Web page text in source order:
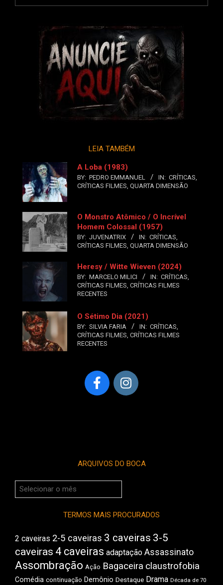
LEIA TAMBÉM
A Loba (1983)
BY: PEDRO EMMANUEL IN: CRÍTICAS,
CRÍTICAS FILMES, QUARTA DIMENSÃO
O Monstro Atômico / O Incrível
Homem Colossal (1957)
BY: JUVENATRIX IN: CRÍTICAS,
CRÍTICAS FILMES, QUARTA DIMENSÃO
Heresy / Witte Wieven (2024)
BY: MARCELO MILICI IN: CRÍTICAS,
CRÍTICAS FILMES, CRÍTICAS FILMES
RECENTES
O Sétimo Dia (2021)
BY: SILVIA FARIA IN: CRÍTICAS,
CRÍTICAS FILMES, CRÍTICAS FILMES
RECENTES
ARQUIVOS DO BOCA
Arquivos
do
TERMOS MAIS PROCURADOS
2 caveiras 2-5 caveiras 3 caveiras 3-5
caveiras 4 caveiras adaptação Assassinato
Assombração Ação Bagaceira claustrofobia
Comédia continuação Demônio Destaque Drama Década de 70